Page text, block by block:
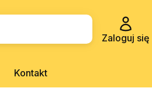
Zaloguj się
Kontakt